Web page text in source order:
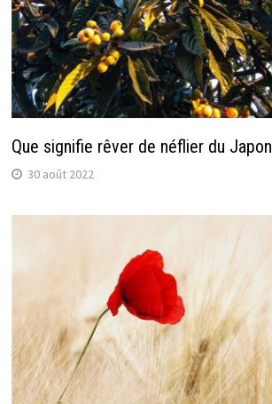
Que signifie rêver de néflier du Japon
30 août 2022